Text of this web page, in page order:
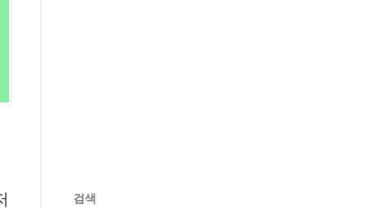
검색